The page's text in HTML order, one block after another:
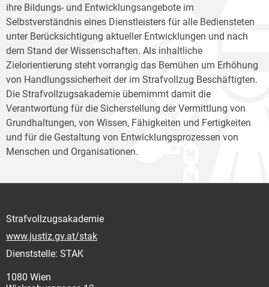
ihre Bildungs- und Entwicklungsangebote im
Selbstverständnis eines Dienstleisters für alle Bediensteten
unter Berücksichtigung aktueller Entwicklungen und nach
dem Stand der Wissenschaften. Als inhaltliche
Zielorientierung steht vorrangig das Bemühen um Erhöhung
von Handlungssicherheit der im Strafvollzug Beschäftigten.
Die Strafvollzugsakademie übernimmt damit die
Verantwortung für die Sicherstellung der Vermittlung von
Grundhaltungen, von Wissen, Fähigkeiten und Fertigkeiten
und für die Gestaltung von Entwicklungsprozessen von
Menschen und Organisationen.
Strafvollzugsakademie
www.justiz.gv.at/stak
Dienststelle: STAK
1080 Wien